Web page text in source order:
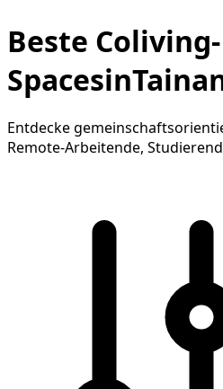
Beste Coliving-
Entdecke
Remote-Arbeitende,